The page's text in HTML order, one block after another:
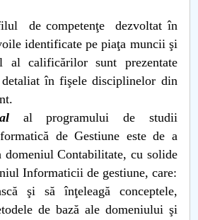
studenții cu dizabilități
Centrului Universitar Pitești
Planului Operațional 2020-
de competenţe dezvoltat în
identificate pe piaţa muncii şi
al calificărilor sunt prezentate
în fişele disciplinelor din
al programului de studii
de Gestiune este de a
Contabilitate, cu solide
Informaticii de gestiune, care:
şi să înţeleagă conceptele,
de bază ale domeniului şi